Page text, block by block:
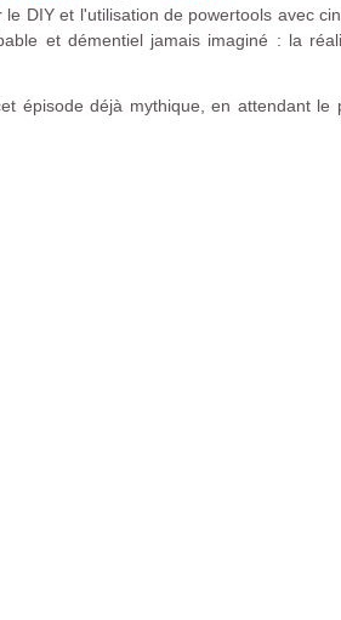
DIY et l'utilisation de powertools avec
et démentiel jamais imaginé : la
épisode déjà mythique, en attendant le